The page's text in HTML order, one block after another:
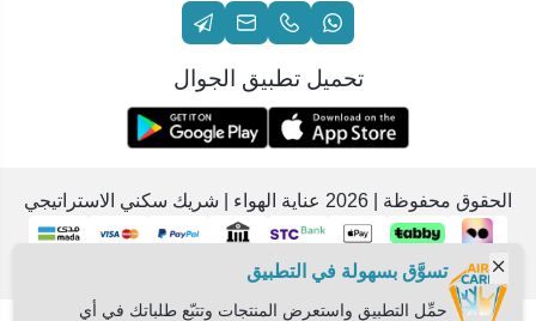
تحميل تطبيق الجوال
الحقوق محفوظة | 2026 عناية الهواء | شريك سكني الاستراتيجي
تسوَّق بسهولة في التطبيق
حمِّل التطبيق واستعرض المنتجات وتتبّع طلباتك في أي